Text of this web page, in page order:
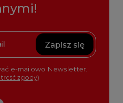
Zapisz się
e-mailowo Newsletter.
treść zgody)